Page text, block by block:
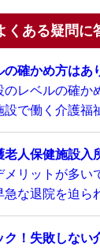
ある疑問に
確かめ方はあ
レベルの確か
で働く介護福
人保健施設入
リットが多
な退院を迫ら
！失敗しない